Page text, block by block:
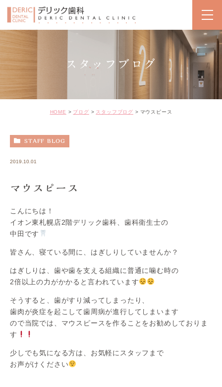
スタッフブログ
HOME ブログ スタッフブログ マウスピース
STAFF BLOG
2019.10.01
マウスピース
こんにちは！
イオン東札幌店2階デリック歯科、歯科衛生士の
中田です
皆さん、寝ている間に、はぎしりしていませんか？
はぎしりは、歯や歯を支える組織に普通に噛む時の
2倍以上の力がかかると言われています
そうすると、歯がすり減ってしまったり、
歯肉が炎症を起こして歯周病が進行してしまいます
ので当院では、マウスピースを作ることをお勧めしておりま
す
少しでも気になる方は、お気軽にスタッフまで
お声がけください